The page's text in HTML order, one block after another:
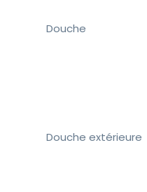
Douche
Douche extérieure